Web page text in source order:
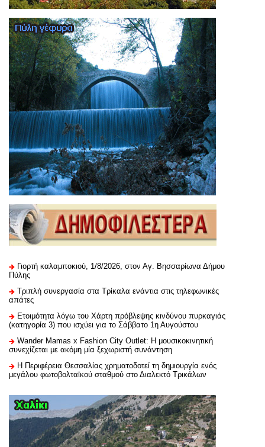
Γιορτή καλαμποκιού, 1/8/2026, στον Αγ. Βησσαρίωνα Δήμου
Πύλης
Τριπλή συνεργασία στα Τρίκαλα ενάντια στις τηλεφωνικές
απάτες
Ετοιμότητα λόγω του Χάρτη πρόβλεψης κινδύνου πυρκαγιάς
(κατηγορία 3) που ισχύει για το Σάββατο 1η Αυγούστου
Wander Mamas x Fashion City Outlet: Η μουσικοκινητική
συνεχίζεται με ακόμη μία ξεχωριστή συνάντηση
H Περιφέρεια Θεσσαλίας χρηματοδοτεί τη δημιουργία ενός
μεγάλου φωτοβολταϊκού σταθμού στο Διαλεκτό Τρικάλων